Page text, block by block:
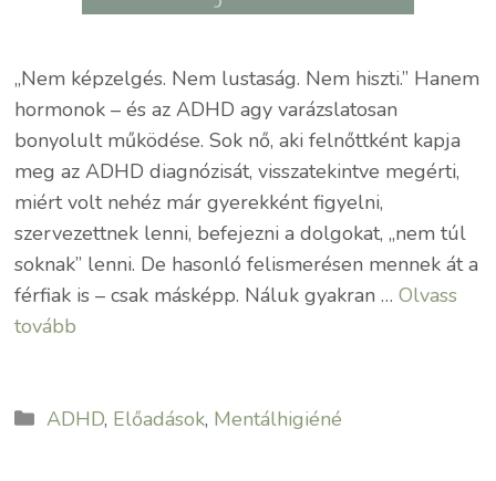
„Nem képzelgés. Nem lustaság. Nem hiszti.” Hanem
hormonok – és az ADHD agy varázslatosan
bonyolult működése. Sok nő, aki felnőttként kapja
meg az ADHD diagnózisát, visszatekintve megérti,
miért volt nehéz már gyerekként figyelni,
szervezettnek lenni, befejezni a dolgokat, „nem túl
soknak” lenni. De hasonló felismerésen mennek át a
férfiak is – csak másképp. Náluk gyakran …Olvass
tovább
Kategória
ADHD, Előadások, Mentálhigiéné